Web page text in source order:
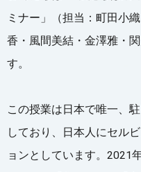
ミナー」（担当：町田小
香・風間美結・金澤雅・
す。
この授業は日本で唯一、
しており、日本人にセル
ョンとしています。2021